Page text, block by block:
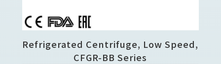
Refrigerated Centrifuge, Low Speed,
CFGR-BB Series